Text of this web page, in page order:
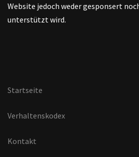
Website jedoch weder gesponsert
unterstützt wird.
Startseite
Verhaltenskodex
Kontakt